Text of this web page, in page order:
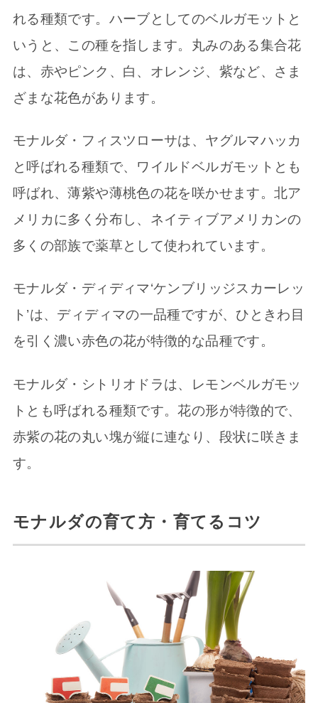
れる種類です。ハーブとしてのベルガモットと
いうと、この種を指します。丸みのある集合花
は、赤やピンク、白、オレンジ、紫など、さま
ざまな花色があります。
モナルダ・フィスツローサは、ヤグルマハッカ
と呼ばれる種類で、ワイルドベルガモットとも
呼ばれ、薄紫や薄桃色の花を咲かせます。北ア
メリカに多く分布し、ネイティブアメリカンの
多くの部族で薬草として使われています。
モナルダ・ディディマ‘ケンブリッジスカーレッ
ト’は、ディディマの一品種ですが、ひときわ目
を引く濃い赤色の花が特徴的な品種です。
モナルダ・シトリオドラは、レモンベルガモッ
トとも呼ばれる種類です。花の形が特徴的で、
赤紫の花の丸い塊が縦に連なり、段状に咲きま
す。
モナルダの育て方・育てるコツ